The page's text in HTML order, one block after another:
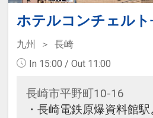
ホテルコンチェルト
九州
長崎
In 15:00 / Out 11:00
長崎市平野町10-16
・長崎電鉄原爆資料館